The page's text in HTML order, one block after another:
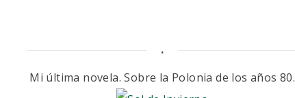
.
Mi última novela. Sobre la Polonia de los años 80.